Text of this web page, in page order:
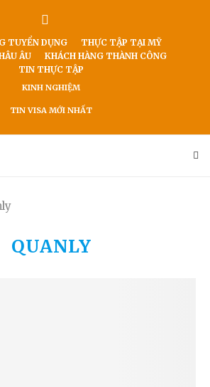
TUYỂN DỤNG
THỰC TẬP TẠI MỸ
ÂU
KHÁCH HÀNG THÀNH CÔNG
TIN THỰC TẬP
KINH NGHIỆM
TIN VISA MỚI NHẤT
QUANLY